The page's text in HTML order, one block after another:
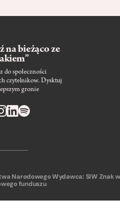
na bieżąco ze
do społeczności
czytelnikow. Dysktuj
gronie
Narodowego
funduszu
Wydawca: SIW Znak